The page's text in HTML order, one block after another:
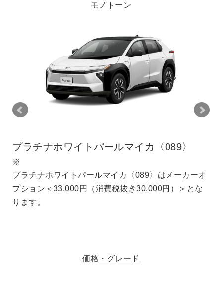
モノトーン
〈089〉
はメーカーオ
円）＞とな
プレシャスメタル〈1L5〉
プレシャスメタル〈1L5〉はメーカーオ
55,000円（消費税抜き50,000円）＞とな
価格・グレード